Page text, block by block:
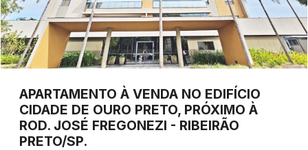
APARTAMENTO À VENDA NO EDIFÍCIO
CIDADE DE OURO PRETO, PRÓXIMO À
ROD. JOSÉ FREGONEZI - RIBEIRÃO
PRETO/SP.